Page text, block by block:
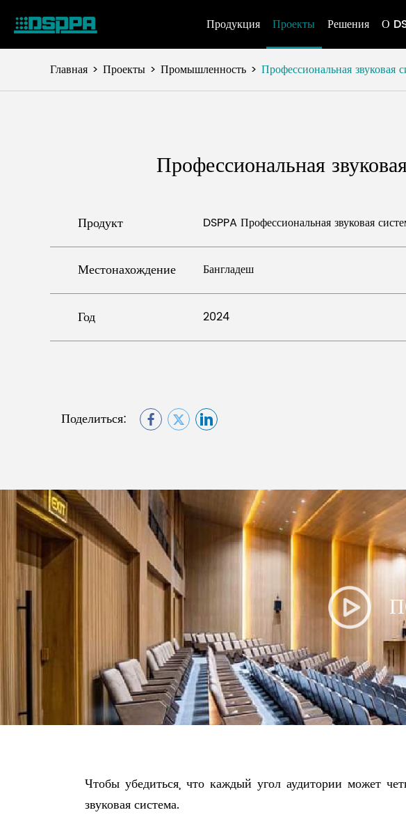
Продукция Проекты Решения О
Главная Проекты Промышленность Профессиональная звуковая
Профессиональная
Продукт DSPPA Профессиональная звуковая
Местонахождение Бангладеш
Год 2024
Поделиться:
Чтобы убедиться, что каждый угол аудитории может
звуковая система.